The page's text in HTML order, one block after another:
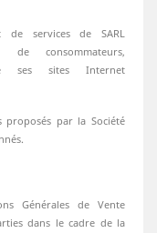
services de SARL
de consommateurs,
ses sites Internet
par la Société
Générales de Vente
dans le cadre de la